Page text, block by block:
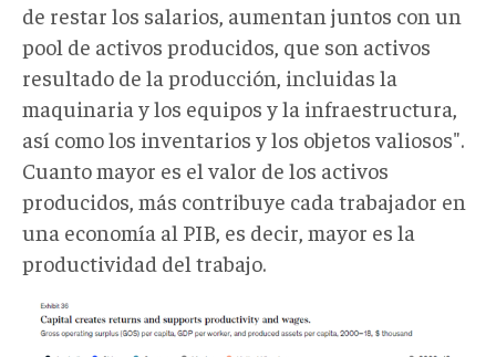
de restar los salarios, aumentan juntos con un
pool de activos producidos, que son activos
resultado de la producción, incluidas la
maquinaria y los equipos y la infraestructura,
así como los inventarios y los objetos valiosos".
Cuanto mayor es el valor de los activos
producidos, más contribuye cada trabajador en
una economía al PIB, es decir, mayor es la
productividad del trabajo.
gl8.png